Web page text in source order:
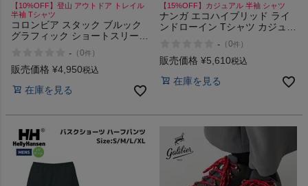
【10%OFF】登山 アウトドア トレイル
半袖 Tシャツ
コロンビア スタック ブルック
グラフィック ショートスリーブ
Graphic Tee 010 125
- （0件 ）
販売価格 ¥4,950税込
在庫を見る
【15%OFF】カジュアル 半袖 シャツ
ナンガ エコハイブリッド ライ
ンドローイン Tシャツ カジュア
HYBRID LINE DRAWING TEE
- （0件 ）
販売価格 ¥5,610税込
在庫を見る